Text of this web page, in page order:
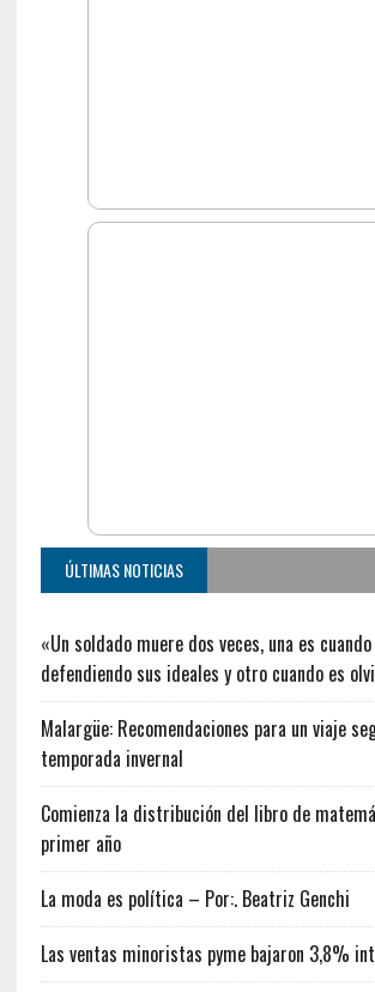
ÚLTIMAS NOTICIAS
«Un soldado muere dos veces, una es
defendiendo sus ideales y otro cuando es
Malargüe: Recomendaciones para un viaje
temporada invernal
Comienza la distribución del libro de
primer año
La moda es política – Por:. Beatriz Genchi
Las ventas minoristas pyme bajaron 3,8%